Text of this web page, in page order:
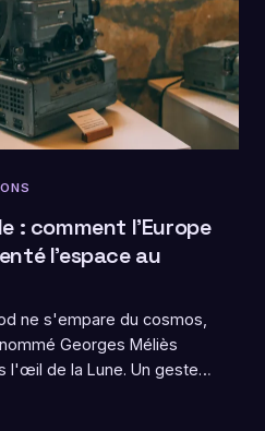
: comment l'Europe
l'espace au
ne s'empare du cosmos,
Georges Méliès
l'œil de la Lune. Un geste
spatial. Retour